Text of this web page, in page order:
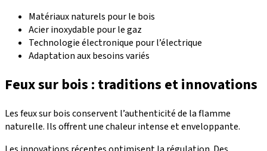
Matériaux naturels pour le bois
Acier inoxydable pour le gaz
Technologie électronique pour l’électrique
Adaptation aux besoins variés
Feux sur bois : traditions et innovations
Les feux sur bois conservent l’authenticité de la flamme
naturelle. Ils offrent une chaleur intense et enveloppante.